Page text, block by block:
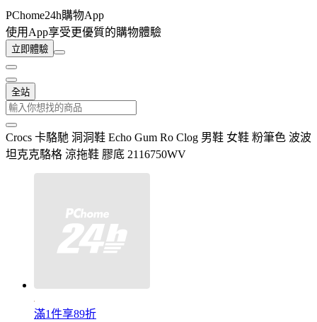
PChome24h購物App
使用App享受更優質的購物體驗
立即體驗
全站
Crocs 卡駱馳 洞洞鞋 Echo Gum Ro Clog 男鞋 女鞋 粉筆色 波波
坦克克駱格 涼拖鞋 膠底 2116750WV
滿1件享89折